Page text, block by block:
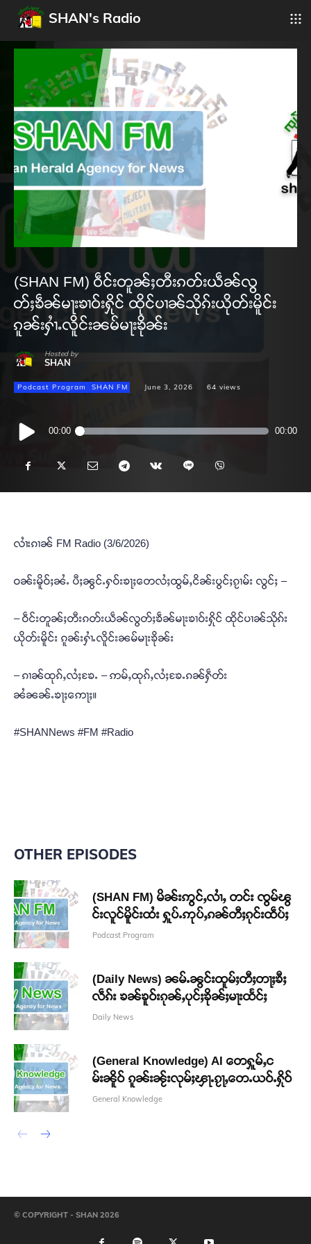
SHAN's Radio
(SHAN FM) ဝဵင်းတူၼ်ႈတီးၵတ်းယဵၼ်လွ
တ်ႈၶဵၼ်မႃးၶၢဝ်းႁိုင် ထိုင်ပၢၼ်သိုၵ်းယိုတ်းမိူင်း
ၵူၼ်းႁၢႆႉလိူင်းၼမ်မႃးၶိုၼ်း
Hosted by
SHAN
Podcast Program SHAN FM June 3, 2026 64 views
Audio
Player
00:00 00:00
လၢႆးၵၢၼ် FM Radio (3/6/2026)
ဝၼ်းမိူဝ်ႈၼႆႉ ပီႈၼွင်ႉႁဝ်းၶႃႈတေလႆႈထွမ်ႇငိၼ်းပွင်ႈၵႂၢမ်း လွင်ႈ –
– ဝဵင်းတူၼ်ႈတီးၵတ်းယဵၼ်လွတ်ႈၶဵၼ်မႃးၶၢဝ်းႁိုင် ထိုင်ပၢၼ်သိုၵ်း
ယိုတ်းမိူင်း ၵူၼ်းႁၢႆႉလိူင်းၼမ်မႃးၶိုၼ်း
– ၵၢၼ်ထုၵ်ႇလႆႈၶႄႉ – ဢမ်ႇထုၵ်ႇလႆႈၶႄႉၵၼ်ႁဵတ်း
ၼႆၼၼ်ႉၶႃႈဢေႃႈ။
#SHANNews #FM #Radio
OTHER EPISODES
(SHAN FM) မိၼ်းဢွင်ႇလၢႆႇ တင်း ၸွမ်ၽွ
င်းလူင်မိူင်းထႆး ႁူပ်ႉဢုပ်ႇၵၼ်တီႈၵုင်းထဵပ်ႈ
Podcast Program
(Daily News) ၼမ်ႉၼွင်းထူမ်ႈတီႈတႃႈၶီႈ
လဵၵ်း ၶၼ်ၶူဝ်းၵုၼ်ႇပုင်ႈၶိုၼ်ႈမႃးထႅင်ႈ
Daily News
(General Knowledge) AI တေႁူမ်ႇင
မ်းၼိူဝ် ၵူၼ်းၼႂ်းလုမ်ႈၾႃႉၵႂႃႇတေႉယဝ်ႉႁိုဝ်
General Knowledge
© COPYRIGHT - SHAN 2026